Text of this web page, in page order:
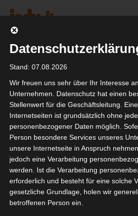
Letzter Tag
2022
Stand: 07.08.2026
Wir freuen uns sehr über Ihr Interesse
Unternehmen. Datenschutz hat einen
Stellenwert für die Geschäftsleitung.
Internetseiten ist grundsätzlich ohne
personenbezogener Daten möglich.
Person besondere Services unseres
unsere Internetseite in Anspruch
jedoch eine Verarbeitung
werden. Ist die Verarbeitung
erforderlich und besteht für eine solche
gesetzliche Grundlage, holen wir
betroffenen Person ein.